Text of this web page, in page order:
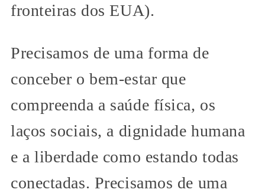
fronteiras dos EUA).
Precisamos de uma forma de
conceber o bem-estar que
compreenda a saúde física, os
laços sociais, a dignidade humana
e a liberdade como estando todas
conectadas. Precisamos de uma